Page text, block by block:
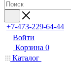
+7-473-229-64-44
Войти
Корзина 0
Каталог